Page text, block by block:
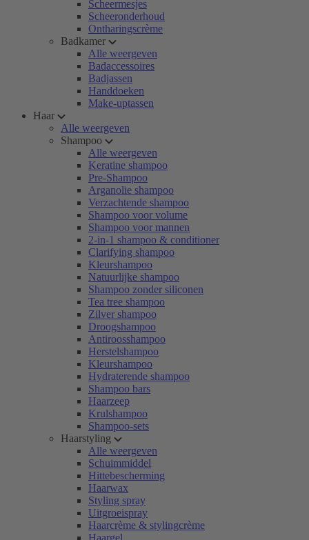
Scheermesjes
Scheeronderhoud
Ontharingscrème
Badkamer
Alle weergeven
Badaccessoires
Badjassen
Handdoeken
Make-uptassen
Haar
Alle weergeven
Shampoo
Alle weergeven
Keratine shampoo
Pre-Shampoo
Arganolie shampoo
Verzachtende shampoo
Shampoo voor volume
Shampoo voor mannen
2-in-1 shampoo & conditioner
Clarifying shampoo
Kleurshampoo
Natuurlijke shampoo
Shampoo zonder siliconen
Tea tree shampoo
Zilver shampoo
Droogshampoo
Antiroosshampoo
Herstelshampoo
Kleurshampoo
Hydraterende shampoo
Shampoo bars
Haarzeep
Krulshampoo
Shampoo-sets
Haarstyling
Alle weergeven
Schuimmiddel
Hittebescherming
Haarwax
Styling spray
Uitgroeispray
Haarcrème & stylingcrème
Haargel